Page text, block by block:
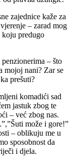
zajednice kaže za
– zarad mog
predugo
– što
mojoj nani? Zar se
prešuti?
komadići sad
jastuk zbog te
– već zbog nas.
može i gore!”
– oblikuju me u
sposobnost da
i djela.